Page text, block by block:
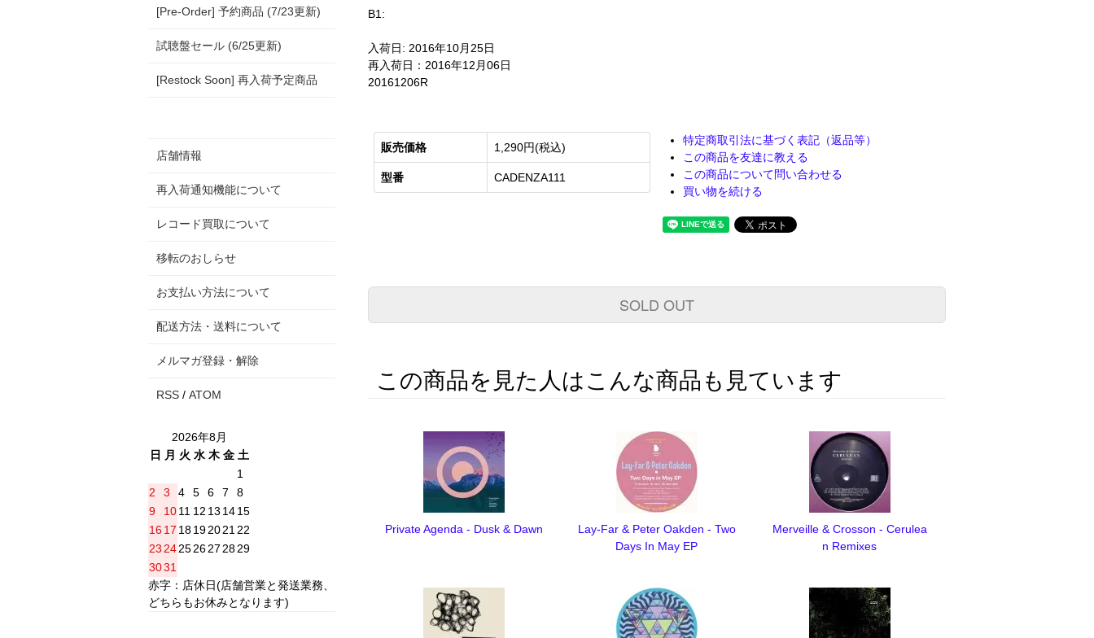
B1:
入荷日: 2016年10月25日
再入荷日：2016年12月06日
20161206R
販売価格 1,290円(税込)
型番 CADENZA111
特定商取引法に基づく表記（返品等）
この商品を友達に教える
この商品について問い合わせる
買い物を続ける
SOLD OUT
この商品を見た人はこんな商品も見ています
Private Agenda - Dusk & Dawn
Lay-Far & Peter Oakden - Two
Days In May EP
Merveille & Crosson - Cerulea
n Remixes
[Pre-Order] 予約商品 (7/23更新)
試聴盤セール (6/25更新)
[Restock Soon] 再入荷予定商品
店舗情報
再入荷通知機能について
レコード買取について
移転のおしらせ
お支払い方法について
配送方法・送料について
メルマガ登録・解除
RSS / ATOM
2026年8月
日
月 火 水 木 金 土
1
2
3 4 5 6 7
8
9
1011 12 13 1415
16 17 18192021 22
23 24252627 2829
3031
赤字：店休日(店舗営業と発送業務、
どちらもお休みとなります)